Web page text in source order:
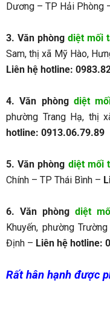
Dương – TP Hải Phòng
3. Văn phòng diệt mối
Sam, thị xã Mỹ Hào,
Liên hệ hotline:
4. Văn phòng diệt
phường Trang Hạ, thị
hotline: 0913.06.79.89
5. Văn phòng diệt mối
Chính – TP Thái Bình –
6. Văn phòng diệt
Khuyến, phường
Định – Liên hệ hotline:
Rất hân hạnh được